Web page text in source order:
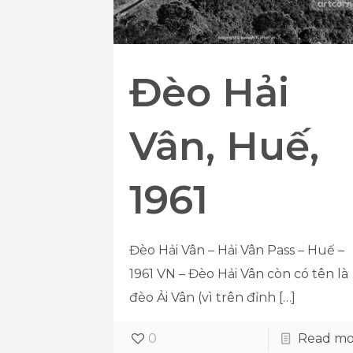
Đèo Hải
Vân, Huế,
1961
Đèo Hải Vân – Hải Vân Pass – Huế –
1961 VN – Đèo Hải Vân còn có tên là
đèo Ải Vân (vì trên đỉnh […]
0 Read